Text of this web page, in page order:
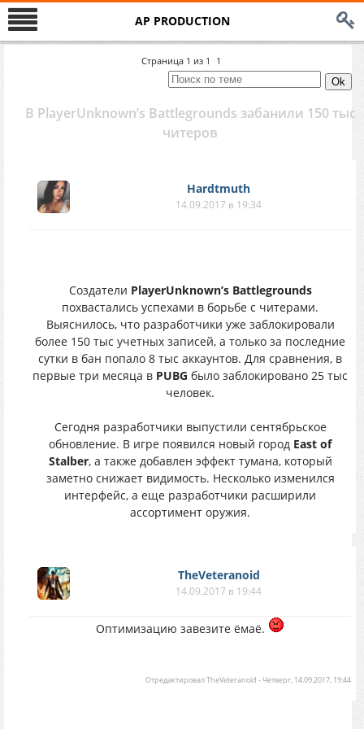
AP PRODUCTION
Страница 1 из 1 1
В PlayerUnknown’s Battlegrounds забанили 150 тыс
читеров
Hardtmuth
14.09.2017 в 19:34
Создатели PlayerUnknown’s Battlegrounds
похвастались успехами в борьбе с читерами.
Выяснилось, что разработчики уже заблокировали
более 150 тыс учетных записей, а только за последние
сутки в бан попало 8 тыс аккаунтов. Для сравнения, в
первые три месяца в PUBG было заблокировано 25 тыс
человек.
Сегодня разработчики выпустили сентябрьское
обновление. В игре появился новый город East of
Stalber, а также добавлен эффект тумана, который
заметно снижает видимость. Несколько изменился
интерфейс, а еще разработчики расширили
ассортимент оружия.
TheVeteranoid
14.09.2017 в 19:44
Оптимизацию завезите ёмаё.
ОтредактировалTheVeteranoid -Четверг, 14.09.2017, 19:44